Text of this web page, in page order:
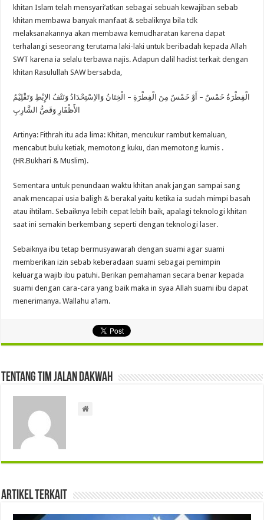
khitan Islam telah mensyari’atkan sebagai sebuah kewajiban sebab
khitan membawa banyak manfaat & sebaliknya bila tdk
melaksanakannya akan membawa kemudharatan karena dapat
terhalangi seseorang terutama laki-laki untuk beribadah kepada Allah
SWT karena ia selalu terbawa najis. Adapun dalil hadist terkait dengan
khitan Rasulullah SAW bersabda,
الْفِطْرَةُ خَمْسٌ – أَوْ خَمْسٌ مِنَ الْفِطْرَةِ – الْخِتَانُ وَالاِسْتِحْدَادُ وَنَتْفُ الإِبْطِ وَتَقْلِيْمُ
الأََظْفَارِ وَقَصُّ الشَّارِبِ
Artinya: Fithrah itu ada lima: Khitan, mencukur rambut kemaluan,
mencabut bulu ketiak, memotong kuku, dan memotong kumis .
(HR.Bukhari & Muslim).
Sementara untuk penundaan waktu khitan anak jangan sampai sang
anak mencapai usia baligh & berakal yaitu ketika ia sudah mimpi basah
atau ihtilam. Sebaiknya lebih cepat lebih baik, apalagi teknologi khitan
saat ini semakin berkembang seperti dengan teknologi laser.
Sebaiknya ibu tetap bermusyawarah dengan suami agar suami
memberikan izin sebab keberadaan suami sebagai pemimpin
keluarga wajib ibu patuhi. Berikan pemahaman secara benar kepada
suami dengan cara-cara yang baik maka in syaa Allah suami ibu dapat
menerimanya. Wallahu a’lam.
Tentang Tim Jalan Dakwah
Artikel Terkait